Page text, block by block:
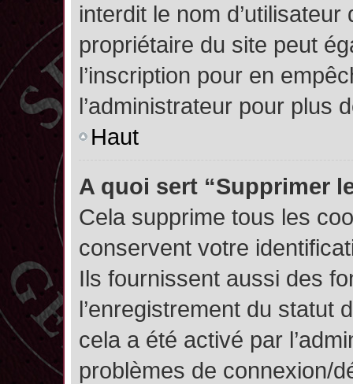
interdit le nom
propriétaire du site peut
l’inscription pour en
l’administrateur pour plus
Haut
A quoi sert “Supprimer
Cela supprime tous les
conservent votre
Ils fournissent aussi des
l’enregistrement du statut
cela a été activé par
problèmes de connexion/